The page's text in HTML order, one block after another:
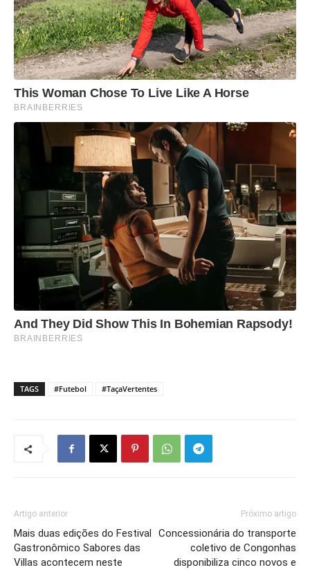
TAGS #Futebol #TaçaVertentes
Artigo anterior
Mais duas edições do Festival
Gastronômico Sabores das
Villas acontecem neste
Próximo artigo
Concessionária do transporte
coletivo de Congonhas
disponibiliza cinco novos e